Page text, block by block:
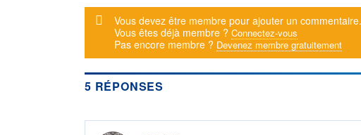
Message d'alerte
Vous devez être membre pour ajouter un commentaire.
Vous êtes déjà membre ? Connectez-vous
Pas encore membre ? Devenez membre gratuitement
5 RÉPONSES